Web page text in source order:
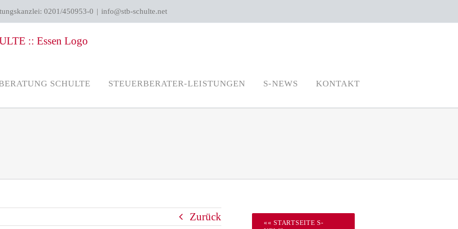
0201/450953-0 | info@stb-schulte.net
SCHULTE STEUERBERATER-LEISTUNGEN S-NEWS KONTAKT
Zurück
«« STARTSEITE S-